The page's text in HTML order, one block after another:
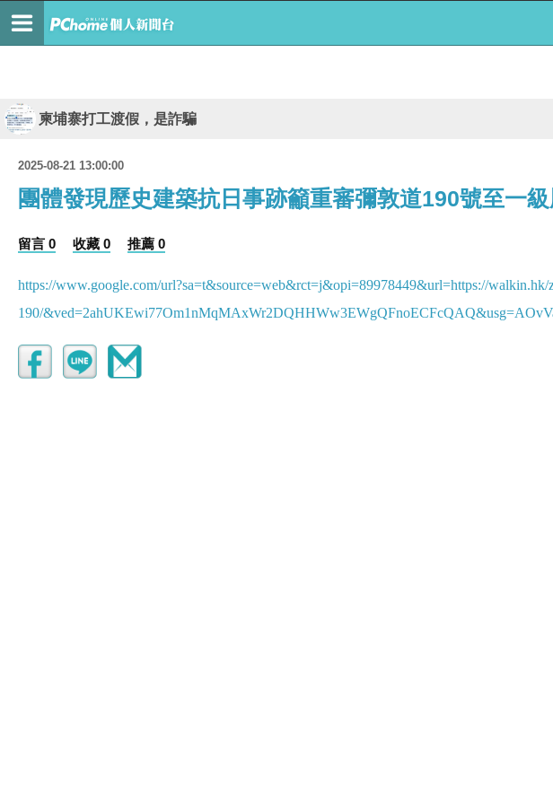
柬埔寨打工渡假，是詐騙
2025-08-21 13:00:00
團體發現歷史建築抗日事跡籲重審彌敦道190號至一
留言 0 收藏 0 推薦 0
https://www.google.com/url?sa=t&source=web&rct=j&opi=89978449&url=https://walkin.hk/
190/